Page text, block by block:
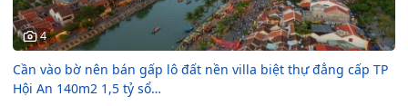
4
Cần vào bờ nên bán gấp lô đất nền villa biệt thự đẳng cấp TP
Hội An 140m2 1,5 tỷ sổ…